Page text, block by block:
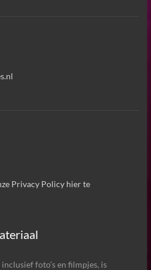
Privacy Policy hier te
foto’s en filmpjes, is